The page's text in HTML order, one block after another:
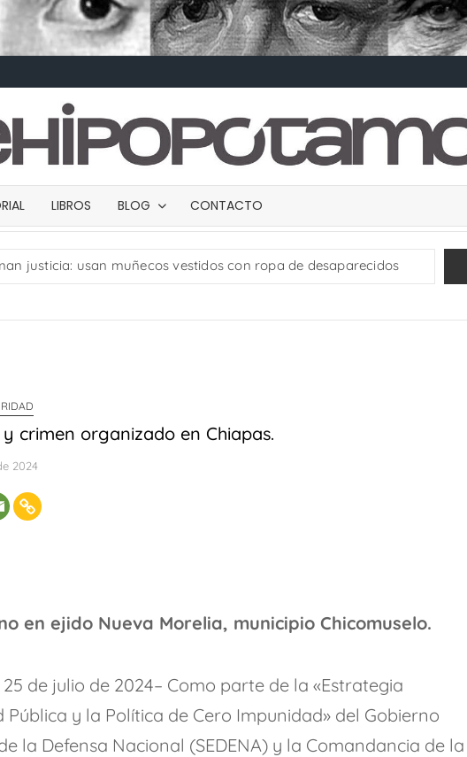
LIBROS BLOG CONTACTO
justicia: usan muñecos vestidos con ropa de desaparecidos
inmueble con casi un millón de pesos en efectivo
Adiós a Ricardo Vinós
A MANO ARMADA
SWALTY 1.0
binario de las trasmutaciones
Félix González-Torres y el arte cubano conceptual
crimen organizado en Chiapas.
2024
en ejido Nueva Morelia, municipio Chicomuselo.
de julio de 2024– Como parte de la «Estrategia
Pública y la Política de Cero Impunidad» del Gobierno
la Defensa Nacional (SEDENA) y la Comandancia de la